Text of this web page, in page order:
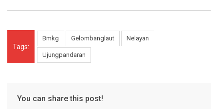
Tags:
Bmkg Gelombanglaut Nelayan
Ujungpandaran
You can share this post!